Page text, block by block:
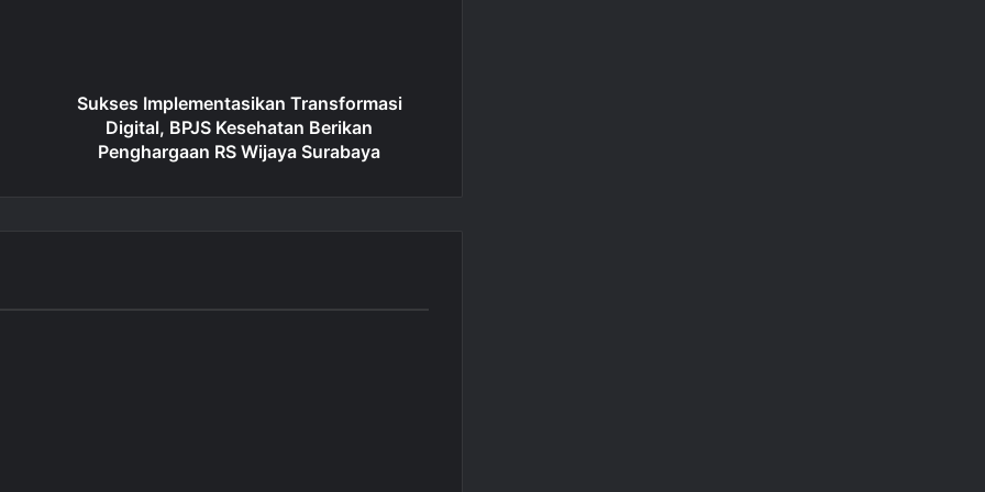
Sukses Implementasikan Transformasi
Digital, BPJS Kesehatan Berikan
Penghargaan RS Wijaya Surabaya